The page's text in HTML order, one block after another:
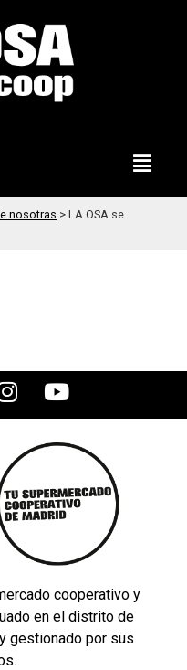
nosotras > LA OSA se
cooperativo y
en el distrito de
gestionado por sus